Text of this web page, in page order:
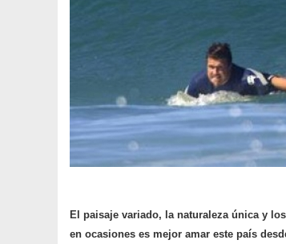
El paisaje variado, la naturaleza única y
en ocasiones es mejor amar este país